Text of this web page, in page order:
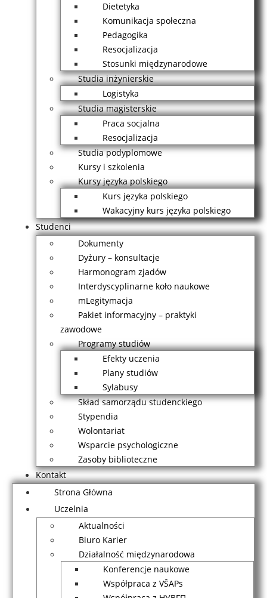
Dietetyka
Komunikacja społeczna
Pedagogika
Resocjalizacja
Stosunki międzynarodowe
Studia inżynierskie
Logistyka
Studia magisterskie
Praca socjalna
Resocjalizacja
Studia podyplomowe
Kursy i szkolenia
Kursy języka polskiego
Kurs języka polskiego
Wakacyjny kurs języka polskiego
Studenci
Dokumenty
Dyżury – konsultacje
Harmonogram zjadów
Interdyscyplinarne koło naukowe
mLegitymacja
Pakiet informacyjny – praktyki
zawodowe
Programy studiów
Efekty uczenia
Plany studiów
Sylabusy
Skład samorządu studenckiego
Stypendia
Wolontariat
Wsparcie psychologiczne
Zasoby biblioteczne
Kontakt
Strona Główna
Uczelnia
Aktualności
Biuro Karier
Działalność międzynarodowa
Konferencje naukowe
Współpraca z VŠAPs